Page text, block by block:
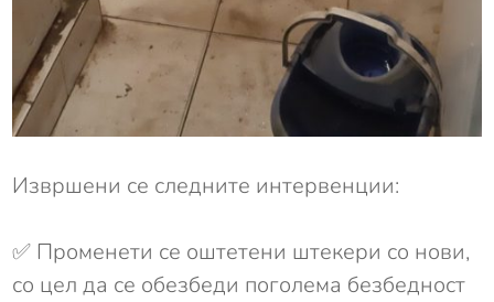
Извршени се следните интервенции:
✅ Променети се оштетени штекери со нови,
со цел да се обезбеди поголема безбедност